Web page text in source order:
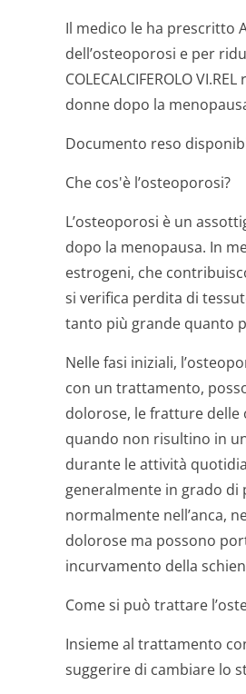
Il medico le ha prescritto
dell’osteoporosi e per
COLECALCIFEROLO
donne dopo la
Documento reso
Che cos'è l’osteoporosi?
L’osteoporosi è un
dopo la menopausa. In
estrogeni, che
si verifica perdita di
tanto più grande quanto
Nelle fasi iniziali,
con un trattamento,
dolorose, le fratture delle
quando non risultino in
durante le attività
generalmente in grado di
normalmente nell’anca,
dolorose ma possono
incurvamento della
Come si può trattare
Insieme al trattamento con
suggerire di cambiare lo